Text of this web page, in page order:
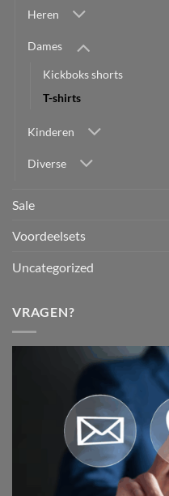
Heren
Dames
Kickboks shorts
T-shirts
Kinderen
Diverse
Sale
Voordeelsets
Uncategorized
VRAGEN?